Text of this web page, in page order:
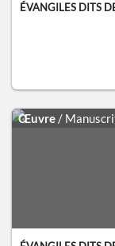
ÉVANGILES DITS
Œuvre /